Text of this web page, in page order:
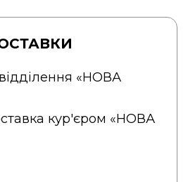
«НОВА
кур'єром «НОВА